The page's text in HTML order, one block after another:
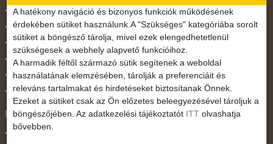
November 1.
Október 23.
Pünkösdi utazás
Szilveszter
Tavaszi szünet
Valentin nap
Programtípus
A hatékony navigáció és bizonyos funkciók működésének
érdekében sütiket használunk.A "Szükséges" kategóriába sorolt
sütiket a böngésző tárolja, mivel ezek elengedhetetlenül
szükségesek a webhely alapvető funkcióihoz.
A harmadik féltől származó sütik segítenek a weboldal
használatának elemzésében, tárolják a preferenciáit és
releváns tartalmakat és hirdetéseket biztosítanak Önnek.
Ezeket a sütiket csak az Ön előzetes beleegyezésével tároljuk a
böngészőjében. Az adatkezelési tájékoztatót ITT olvashatja
bővebben.